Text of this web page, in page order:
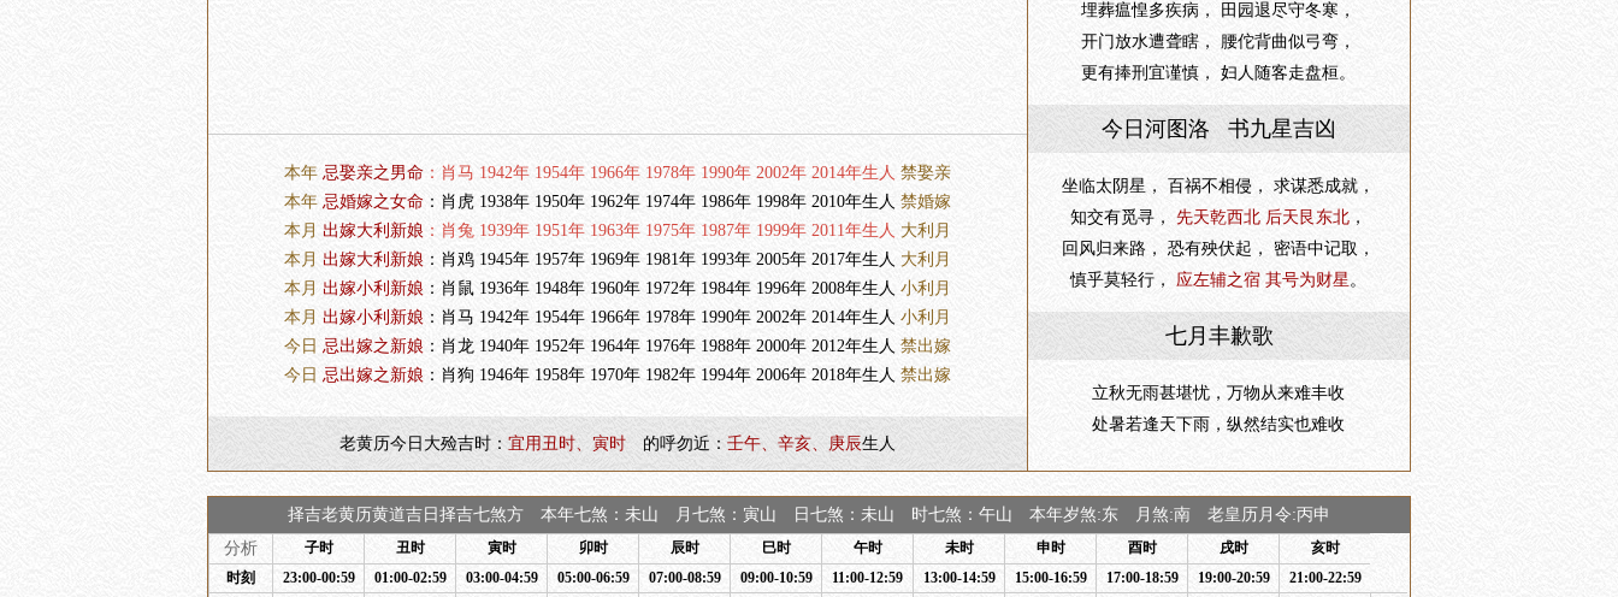
本年 忌娶亲之男命 ：肖马 1942年 1954年 1966年 1978年 1990年 2002年 2014年生人 禁娶亲
本年 忌婚嫁之女命 ：肖虎 1938年 1950年 1962年 1974年 1986年 1998年 2010年生人 禁婚嫁
本月 出嫁大利新娘 ：肖兔 1939年 1951年 1963年 1975年 1987年 1999年 2011年生人 大利月
本月 出嫁大利新娘 ：肖鸡 1945年 1957年 1969年 1981年 1993年 2005年 2017年生人 大利月
本月 出嫁小利新娘 ：肖鼠 1936年 1948年 1960年 1972年 1984年 1996年 2008年生人 小利月
本月 出嫁小利新娘 ：肖马 1942年 1954年 1966年 1978年 1990年 2002年 2014年生人 小利月
今日 忌出嫁之新娘 ：肖龙 1940年 1952年 1964年 1976年 1988年 2000年 2012年生人 禁出嫁
今日 忌出嫁之新娘 ：肖狗 1946年 1958年 1970年 1982年 1994年 2006年 2018年生人 禁出嫁
老黄历今日大殓吉时： 宜用丑时、寅时 的呼勿近： 壬午、辛亥、庚辰生人
埋葬瘟惶多疾病， 田园退尽守冬寒，
开门放水遭聋瞎， 腰佗背曲似弓弯，
更有捧刑宜谨慎， 妇人随客走盘桓。
今日河图洛 书九星吉凶
坐临太阴星， 百祸不相侵， 求谋悉成就，
知交有觅寻，先天乾西北 后天艮东北 ，
回风归来路， 恐有殃伏起， 密语中记取，
慎乎莫轻行，应左辅之宿 其号为财星。
七月丰歉歌
立秋无雨甚堪忧，万物从来难丰收
处暑若逢天下雨，纵然结实也难收
择吉老黄历黄道吉日择吉七煞方 本年七煞：未山 月七煞：寅山 日七煞：未山 时七煞：午山 本年岁煞:东 月煞:南 老皇历月令:丙申
分析
子时 丑时 寅时 卯时 辰时 巳时 午时 未时 申时 酉时 戌时
亥时
时刻
23:00-00:59 01:00-02:59 03:00-04:59 05:00-06:59 07:00-08:59 09:00-10:59 11:00-12:59 13:00-14:59 15:00-16:59 17:00-18:59 19:00-20:59
21:00-22:59